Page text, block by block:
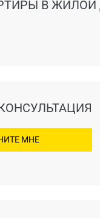
В ЖИЛОЙ
МНЕ